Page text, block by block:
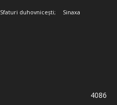
Sfaturi duhovnicești; Sinaxa
4086